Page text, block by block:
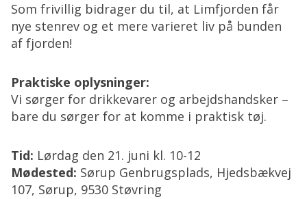
Som frivillig bidrager du til, at Limfjorden får
nye stenrev og et mere varieret liv på bunden
af fjorden!
Praktiske oplysninger:
Vi sørger for drikkevarer og arbejdshandsker –
bare du sørger for at komme i praktisk tøj.
Tid: Lørdag den 21. juni kl. 10-12
Mødested: Sørup Genbrugsplads, Hjedsbækvej
107, Sørup, 9530 Støvring